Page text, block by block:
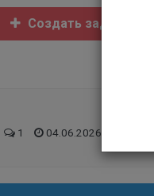
Создать задание
1 04.06.2026 09:27